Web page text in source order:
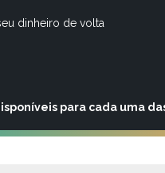
dinheiro de volta
para cada uma